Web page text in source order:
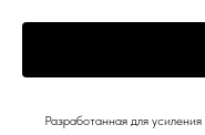
Разработанная для